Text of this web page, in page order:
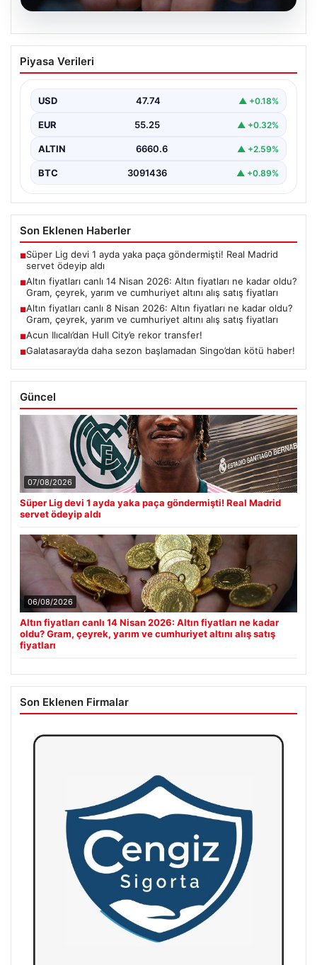
06.08.2026
Altın fiyatları canlı 14 Nisan 2026: Altın
fiyatları ne kadar oldu? Gram, çeyrek,
fiyatları
Piyasa Verileri
USD 47.74 ▲ +0.18%
EUR 55.25 ▲ +0.32%
ALTIN 6660.6 ▲ +2.59%
BTC 3091436 ▲ +0.89%
Son Eklenen Haberler
■Süper Lig devi 1 ayda yaka paça göndermişti! Real Madrid
servet ödeyip aldı
■Altın fiyatları canlı 14 Nisan 2026: Altın fiyatları ne kadar oldu?
Gram, çeyrek, yarım ve cumhuriyet altını alış satış fiyatları
■Altın fiyatları canlı 8 Nisan 2026: Altın fiyatları ne kadar oldu?
Gram, çeyrek, yarım ve cumhuriyet altını alış satış fiyatları
■Acun Ilıcalı’dan Hull City’e rekor transfer!
■Galatasaray’da daha sezon başlamadan Singo’dan kötü haber!
Güncel
07/08/2026
Süper Lig devi 1 ayda yaka paça göndermişti! Real Madrid
servet ödeyip aldı
06/08/2026
Altın fiyatları canlı 14 Nisan 2026: Altın fiyatları ne kadar
oldu? Gram, çeyrek, yarım ve cumhuriyet altını alış satış
fiyatları
Son Eklenen Firmalar